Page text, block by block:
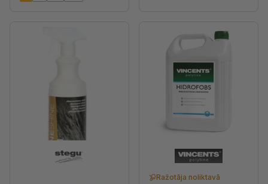
Ražotāja noliktavā